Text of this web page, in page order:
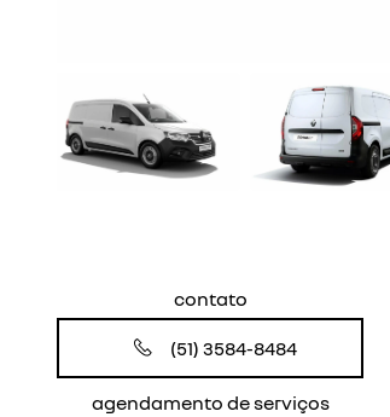
contato
(51) 3584-8484
agendamento de serviços